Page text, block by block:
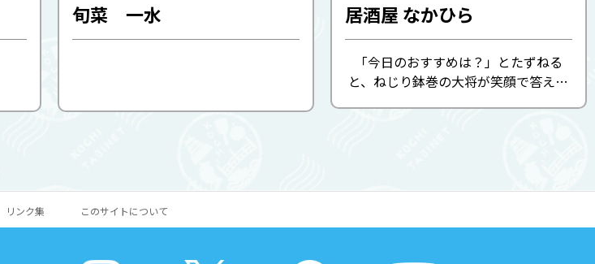
旬菜 一水 居酒屋 なかひら
「今日のおすすめは？」とたずねる
と、ねじり鉢巻の大将が笑顔で答えて
リンク集 このサイトについて